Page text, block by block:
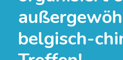
belgisch-